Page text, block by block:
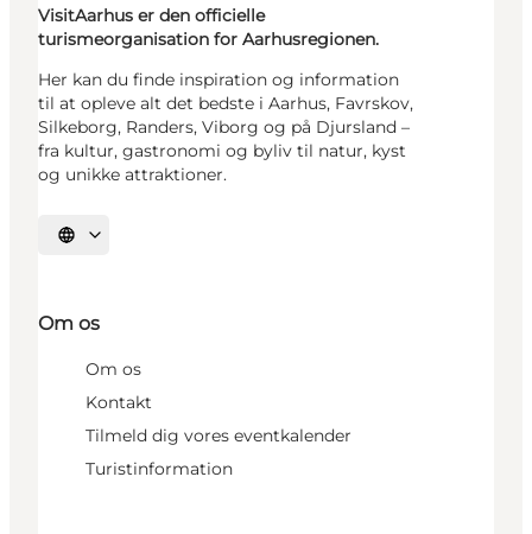
VisitAarhus er den officielle
turismeorganisation for Aarhusregionen.
Her kan du finde inspiration og information
til at opleve alt det bedste i Aarhus, Favrskov,
Silkeborg, Randers, Viborg og på Djursland –
fra kultur, gastronomi og byliv til natur, kyst
og unikke attraktioner.
Vælg sprog
Om os
Om os
Kontakt
Tilmeld dig vores eventkalender
Turistinformation